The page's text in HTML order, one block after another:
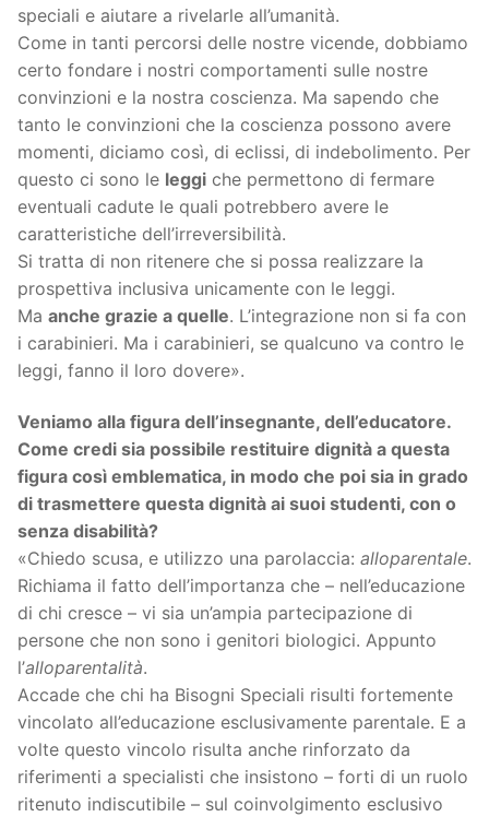
speciali e aiutare a rivelarle all’umanità.
Come in tanti percorsi delle nostre vicende, dobbiamo
certo fondare i nostri comportamenti sulle nostre
convinzioni e la nostra coscienza. Ma sapendo che
tanto le convinzioni che la coscienza possono avere
momenti, diciamo così, di eclissi, di indebolimento. Per
questo ci sono le leggi che permettono di fermare
eventuali cadute le quali potrebbero avere le
caratteristiche dell’irreversibilità.
Si tratta di non ritenere che si possa realizzare la
prospettiva inclusiva unicamente con le leggi.
Ma anche grazie a quelle. L’integrazione non si fa con
i carabinieri. Ma i carabinieri, se qualcuno va contro le
leggi, fanno il loro dovere».
Veniamo alla figura dell’insegnante, dell’educatore.
Come credi sia possibile restituire dignità a questa
figura così emblematica, in modo che poi sia in grado
di trasmettere questa dignità ai suoi studenti, con o
senza disabilità?
«Chiedo scusa, e utilizzo una parolaccia: alloparentale.
Richiama il fatto dell’importanza che – nell’educazione
di chi cresce – vi sia un’ampia partecipazione di
persone che non sono i genitori biologici. Appunto
l’alloparentalità.
Accade che chi ha Bisogni Speciali risulti fortemente
vincolato all’educazione esclusivamente parentale. E a
volte questo vincolo risulta anche rinforzato da
riferimenti a specialisti che insistono – forti di un ruolo
ritenuto indiscutibile – sul coinvolgimento esclusivo